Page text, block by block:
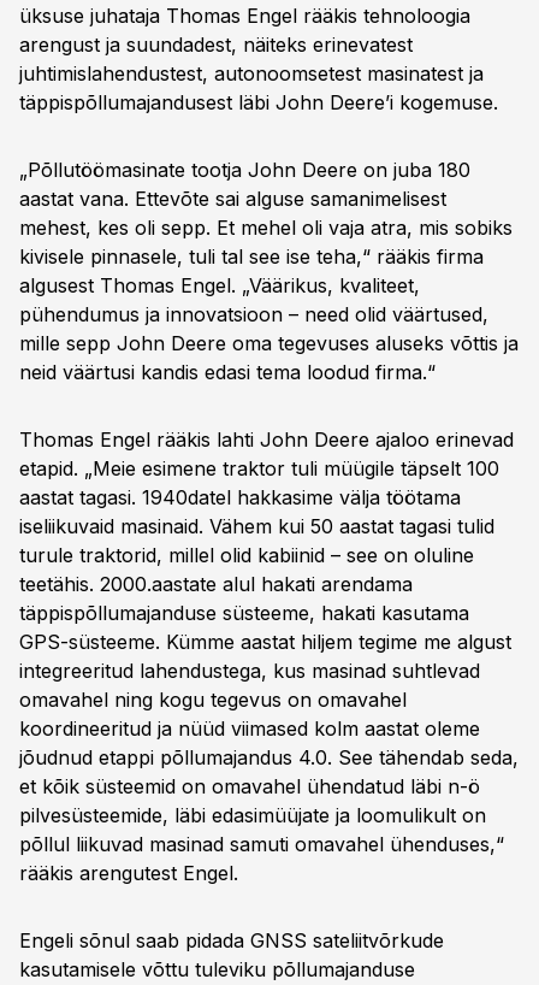
üksuse juhataja Thomas Engel rääkis tehnoloogia
arengust ja suundadest, näiteks erinevatest
juhtimislahendustest, autonoomsetest masinatest ja
täppispõllumajandusest läbi John Deere’i kogemuse.
„Põllutöömasinate tootja John Deere on juba 180
aastat vana. Ettevõte sai alguse samanimelisest
mehest, kes oli sepp. Et mehel oli vaja atra, mis sobiks
kivisele pinnasele, tuli tal see ise teha,“ rääkis firma
algusest Thomas Engel. „Väärikus, kvaliteet,
pühendumus ja innovatsioon – need olid väärtused,
mille sepp John Deere oma tegevuses aluseks võttis ja
neid väärtusi kandis edasi tema loodud firma.“
Thomas Engel rääkis lahti John Deere ajaloo erinevad
etapid. „Meie esimene traktor tuli müügile täpselt 100
aastat tagasi. 1940datel hakkasime välja töötama
iseliikuvaid masinaid. Vähem kui 50 aastat tagasi tulid
turule traktorid, millel olid kabiinid – see on oluline
teetähis. 2000.aastate alul hakati arendama
täppispõllumajanduse süsteeme, hakati kasutama
GPS-süsteeme. Kümme aastat hiljem tegime me algust
integreeritud lahendustega, kus masinad suhtlevad
omavahel ning kogu tegevus on omavahel
koordineeritud ja nüüd viimased kolm aastat oleme
jõudnud etappi põllumajandus 4.0. See tähendab seda,
et kõik süsteemid on omavahel ühendatud läbi n-ö
pilvesüsteemide, läbi edasimüüjate ja loomulikult on
põllul liikuvad masinad samuti omavahel ühenduses,“
rääkis arengutest Engel.
Engeli sõnul saab pidada GNSS sateliitvõrkude
kasutamisele võttu tuleviku põllumajanduse